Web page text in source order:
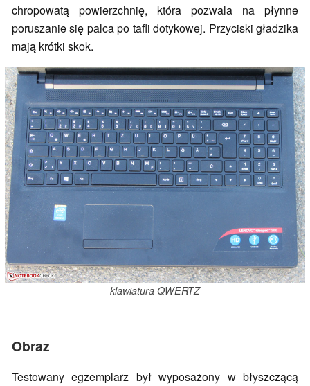
chropowatą powierzchnię, która pozwala na płynne
poruszanie się palca po tafli dotykowej. Przyciski gładzika
mają krótki skok.
klawiatura QWERTZ
Obraz
Testowany egzemplarz był wyposażony w błyszczącą